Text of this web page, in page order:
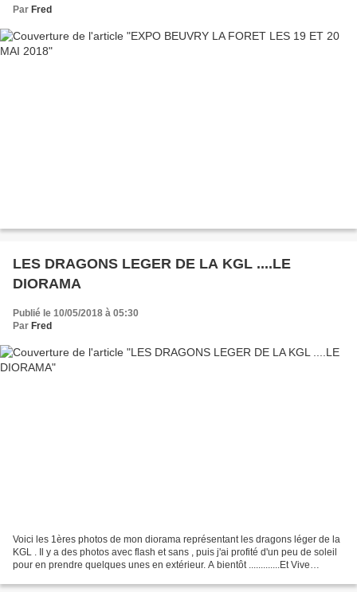
Par Fred
LES DRAGONS LEGER DE LA KGL ....LE
DIORAMA
Publié le 10/05/2018 à 05:30
Par Fred
Voici les 1ères photos de mon diorama représentant les dragons léger de la
KGL . Il y a des photos avec flash et sans , puis j'ai profité d'un peu de soleil
pour en prendre quelques unes en extérieur. A bientôt .............Et Vive